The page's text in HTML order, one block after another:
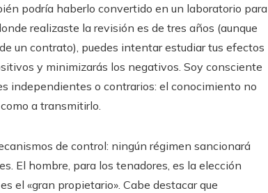
podría haberlo convertido en un laboratorio para
realizaste la revisión es de tres años (aunque
un contrato), puedes intentar estudiar tus efectos
y minimizarás los negativos. Soy consciente
independientes o contrarios: el conocimiento no
a transmitirlo.
de control: ningún régimen sancionará
El hombre, para los tenadores, es la elección
el «gran propietario». Cabe destacar que